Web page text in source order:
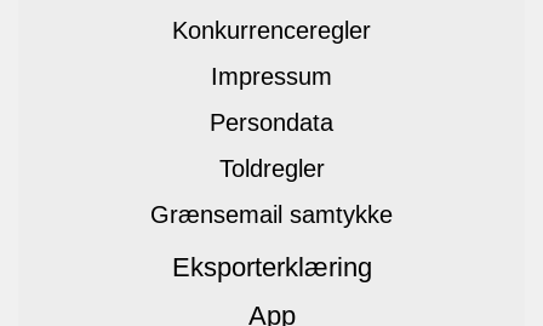
Konkurrenceregler
Impressum
Persondata
Toldregler
Grænsemail samtykke
Eksporterklæring
App